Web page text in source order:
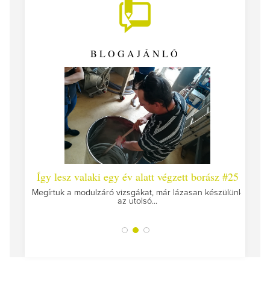
BLOGAJÁNLÓ
Így lesz valaki egy év alatt végzett borász #25
Megírtuk a modulzáró vizsgákat, már lázasan készülünk
az utolsó...